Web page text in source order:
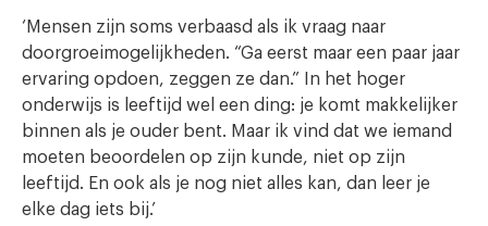
‘Mensen zijn soms verbaasd als ik vraag naar
doorgroeimogelijkheden. “Ga eerst maar een paar jaar
ervaring opdoen, zeggen ze dan.” In het hoger
onderwijs is leeftijd wel een ding: je komt makkelijker
binnen als je ouder bent. Maar ik vind dat we iemand
moeten beoordelen op zijn kunde, niet op zijn
leeftijd. En ook als je nog niet alles kan, dan leer je
elke dag iets bij.’